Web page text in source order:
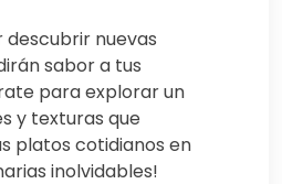
nuevas
sabor a tus
para explorar un
y texturas que
platos cotidianos en
inolvidables!